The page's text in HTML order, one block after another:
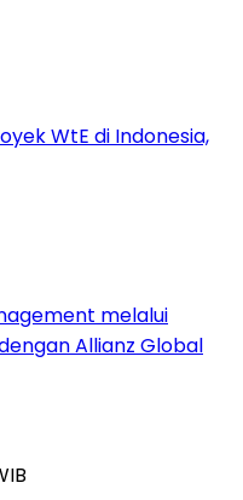
WtE di Indonesia,
melalui
Allianz Global